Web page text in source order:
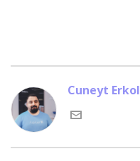
Cuneyt Erkol